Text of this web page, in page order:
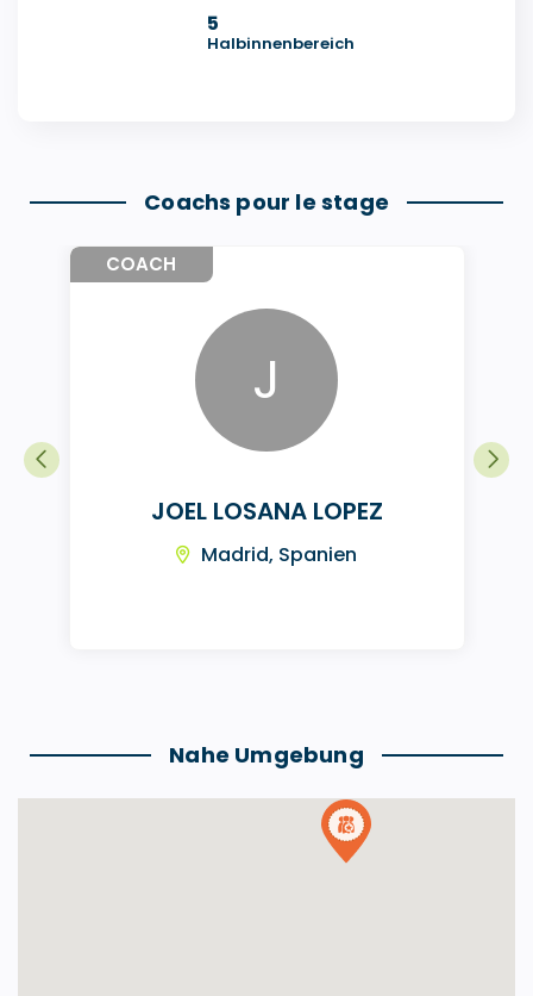
5
Halbinnenbereich
Coachs pour le stage
COACH
J
JOEL LOSANA LOPEZ
Madrid, Spanien
Nahe Umgebung